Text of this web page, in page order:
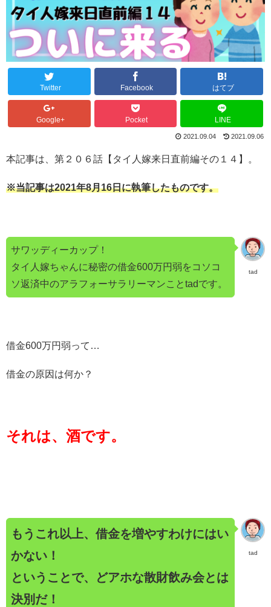
Twitter Facebook はてブ
Google+ Pocket LINE
2021.09.04 2021.09.06
本記事は、第２０６話【タイ人嫁来日直前編その１４】。
※当記事は2021年8月16日に執筆したものです。
tad
サワッディーカップ！
タイ人嫁ちゃんに秘密の借金600万円弱をコソコ
ソ返済中のアラフォーサラリーマンことtadです。
借金600万円弱って…
借金の原因は何か？
それは、酒です。
tad
もうこれ以上、借金を増やすわけにはい
かない！
ということで、どアホな散財飲み会とは
決別だ！